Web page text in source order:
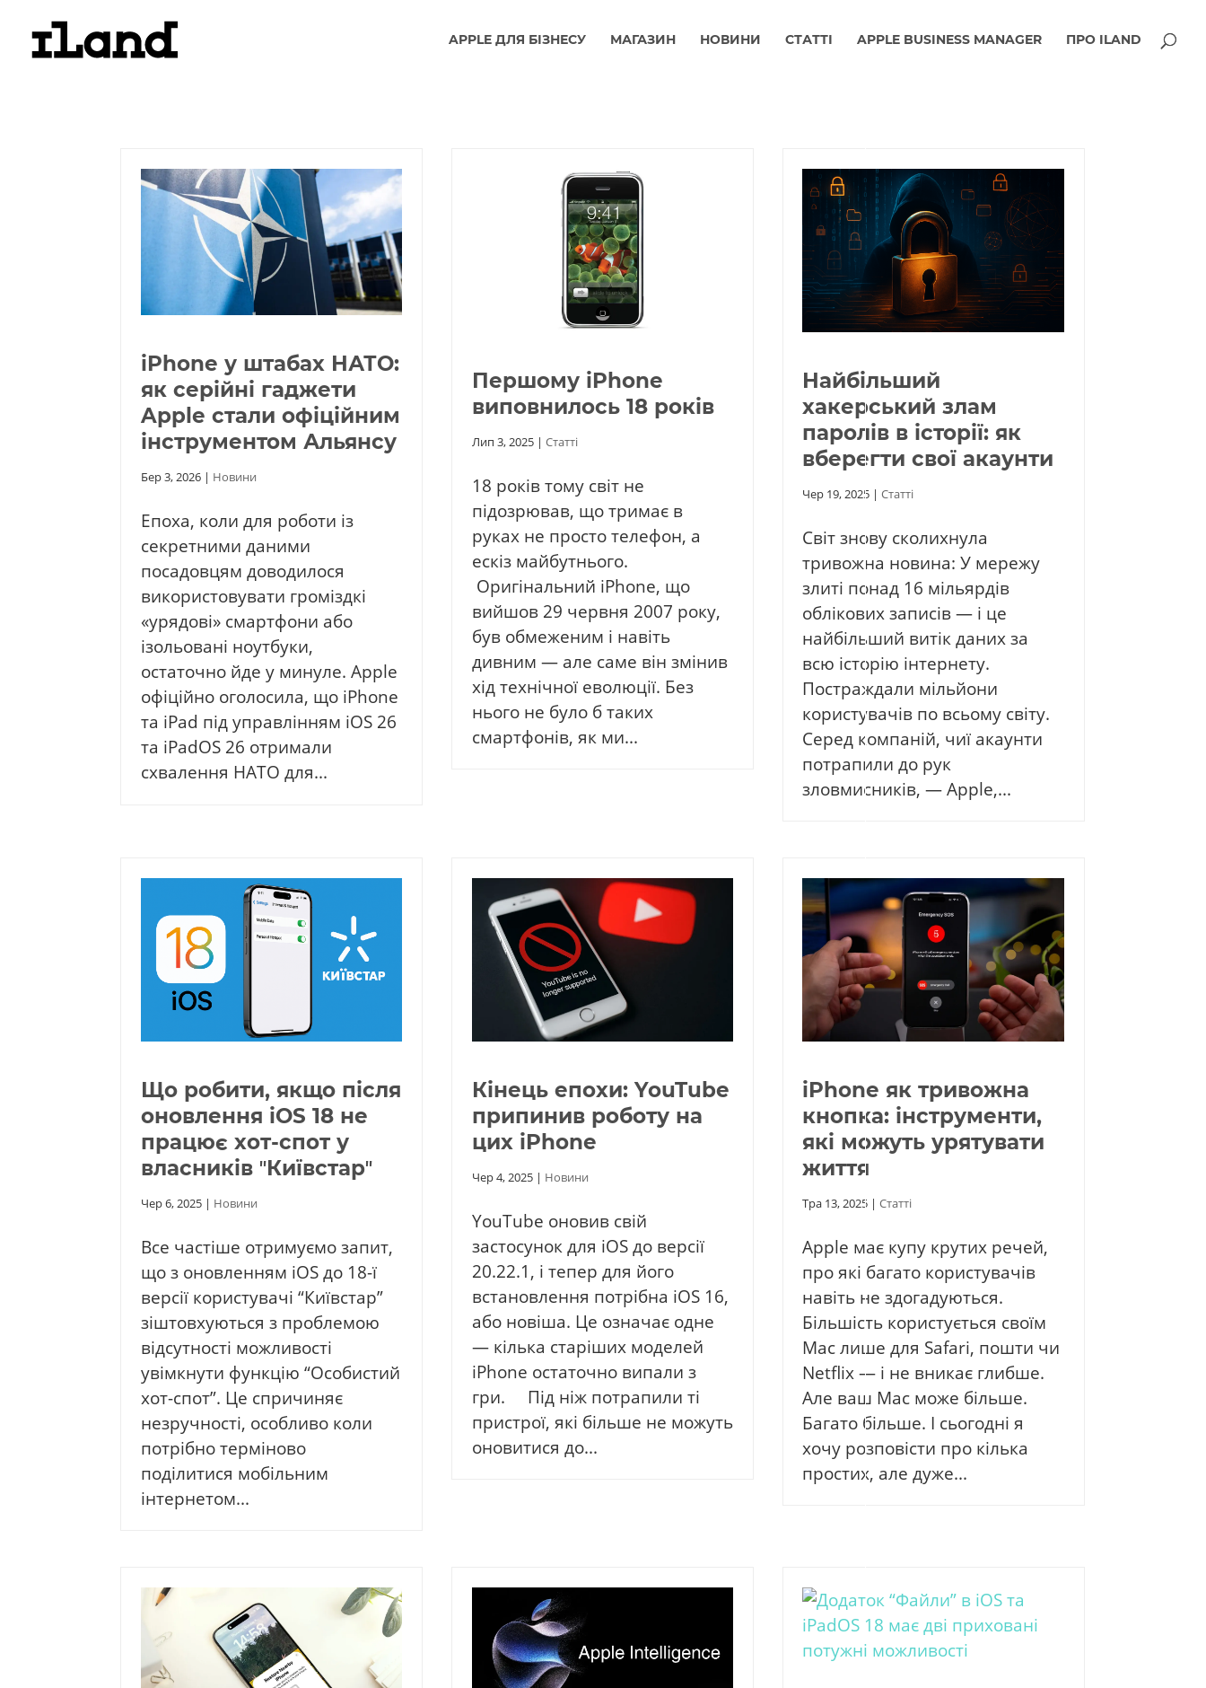
APPLE ДЛЯ БІЗНЕСУ МАГАЗИН НОВИНИ СТАТТІ APPLE BUSINESS MANAGER ПРО ILAND
iPhone у штабах НАТО:
як серійні гаджети
Apple стали офіційним
інструментом Альянсу
Бер 3, 2026| Новини
Епоха, коли для роботи із
секретними даними
посадовцям доводилося
використовувати громіздкі
«урядові» смартфони або
ізольовані ноутбуки,
остаточно йде у минуле. Apple
офіційно оголосила, що iPhone
та iPad під управлінням iOS 26
та iPadOS 26 отримали
схвалення НАТО для...
Першому iPhone
виповнилось 18 років
Лип 3, 2025| Статті
18 років тому світ не
підозрював, що тримає в
руках не просто телефон, а
ескіз майбутнього.
Оригінальний iPhone, що
вийшов 29 червня 2007 року,
був обмеженим і навіть
дивним — але саме він змінив
хід технічної еволюції. Без
нього не було б таких
смартфонів, як ми...
Найбільший
хакерський злам
паролів в історії: як
вберегти свої акаунти
Чер 19, 2025 |Статті
Світ знову сколихнула
тривожна новина: У мережу
злиті понад 16 мільярдів
облікових записів — і це
найбільший витік даних за
всю історію інтернету.
Постраждали мільйони
користувачів по всьому світу.
Серед компаній, чиї акаунти
потрапили до рук
зловмисників, — Apple,...
Що робити, якщо після
оновлення iOS 18 не
працює хот-спот у
власників ʼʼКиївстарʼʼ
Чер 6, 2025| Новини
Все частіше отримуємо запит,
що з оновленням iOS до 18-ї
версії користувачі “Київстар”
зіштовхуються з проблемою
відсутності можливості
увімкнути функцію “Особистий
хот-спот”. Це спричиняє
незручності, особливо коли
потрібно терміново
поділитися мобільним
інтернетом...
Кінець епохи: YouTube
припинив роботу на
цих iPhone
Чер 4, 2025| Новини
YouTube оновив свій
застосунок для iOS до версії
20.22.1, і тепер для його
встановлення потрібна iOS 16,
або новіша. Це означає одне
— кілька старіших моделей
iPhone остаточно випали з
гри. Під ніж потрапили ті
пристрої, які більше не можуть
оновитися до...
iPhone як тривожна
кнопка: інструменти,
які можуть урятувати
життя
Тра 13, 2025 |Статті
Apple має купу крутих речей,
про які багато користувачів
навіть не здогадуються.
Більшість користується своїм
Mac лише для Safari, пошти чи
Netflix — і не вникає глибше.
Але ваш Mac може більше.
Багато більше. І сьогодні я
хочу розповісти про кілька
простих, але дуже...